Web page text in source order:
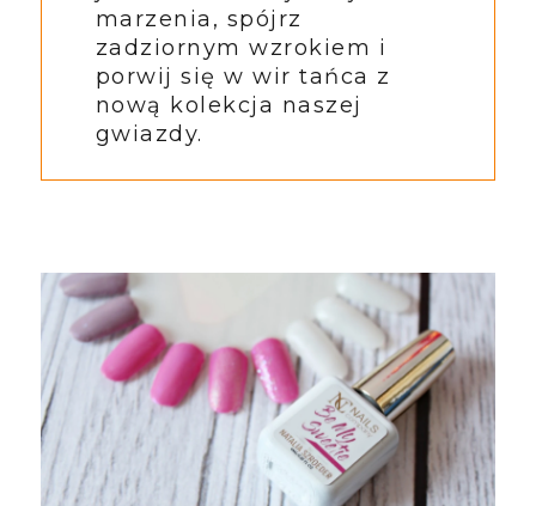
marzenia, spójrz
zadziornym wzrokiem i
porwij się w wir tańca z
nową kolekcja naszej
gwiazdy.